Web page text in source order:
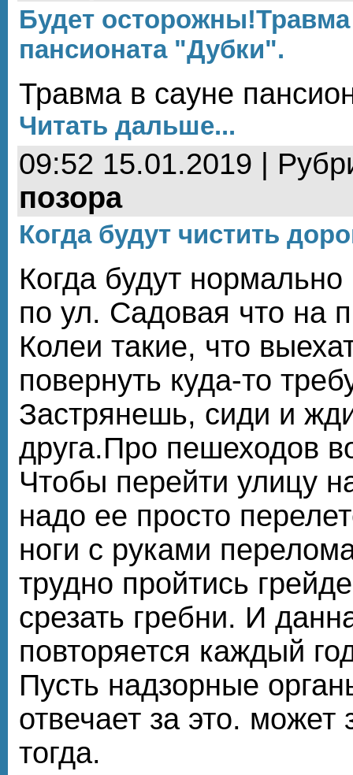
Будет осторожны!Травма
пансионата "Дубки".
Травма в сауне
Читать дальше...
09:52 15.01.2019 |
позора
Когда будут чистить
Когда будут нормально
по ул. Садовая что на
Колеи такие, что
повернуть куда-то
Застрянешь, сиди и
друга.Про пешеходов
Чтобы перейти улицу
надо ее просто
ноги с руками
трудно пройтись
срезать гребни. И
повторяется каждый
Пусть надзорные
отвечает за это. может
тогда.